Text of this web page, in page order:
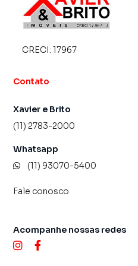
CRECI: 17967
Contato
Xavier e Brito
(11) 2783-2000
Whatsapp
(11) 93070-5400
Fale conosco
Acompanhe nossas redes